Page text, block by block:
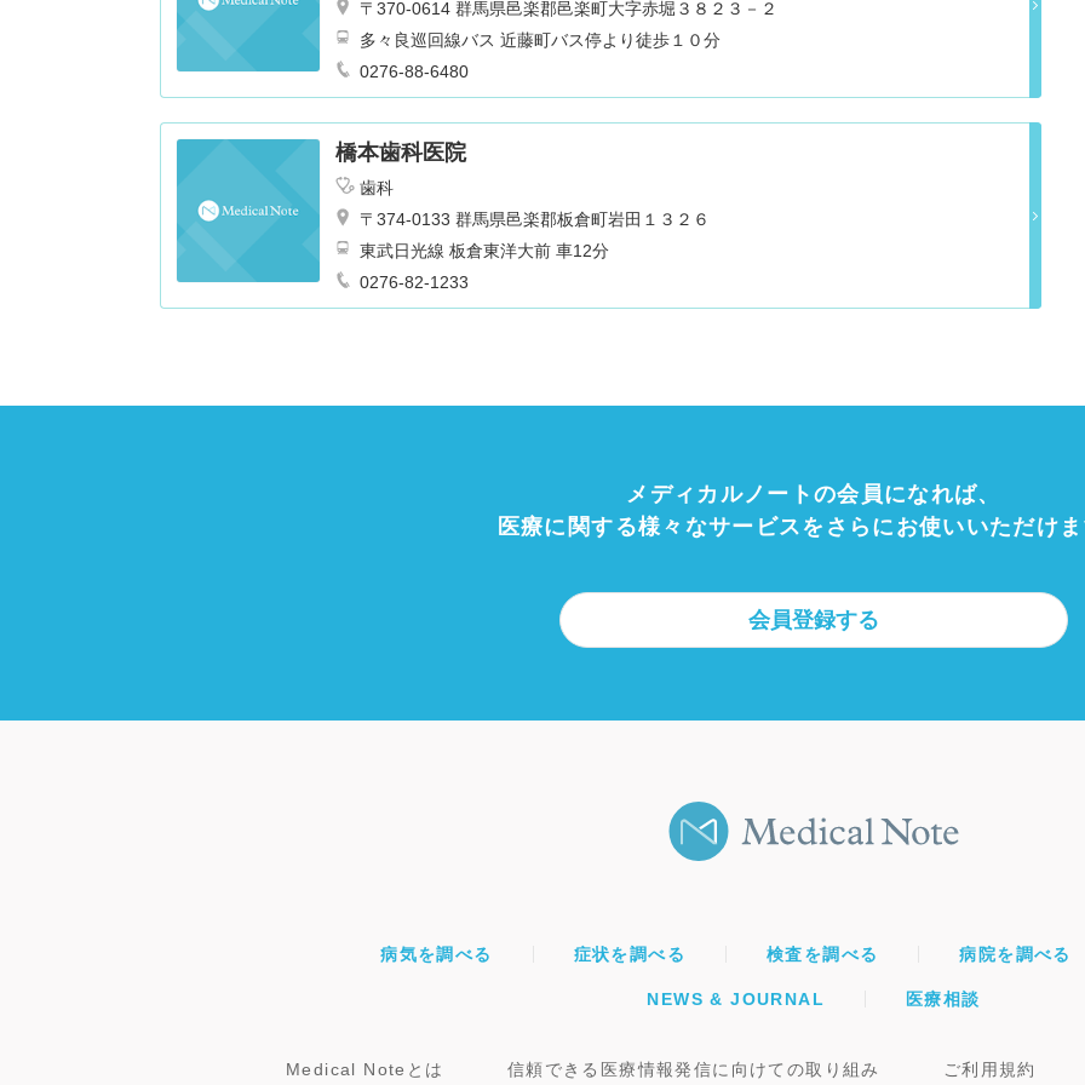
〒370-0614 群馬県邑楽郡邑楽町大字赤堀３８２３－２
多々良巡回線バス 近藤町バス停より徒歩１０分
0276-88-6480
橋本歯科医院
歯科
〒374-0133 群馬県邑楽郡板倉町岩田１３２６
東武日光線 板倉東洋大前 車12分
0276-82-1233
メディカルノートの会員になれば、
医療に関する様々なサービスをさらにお使いいただけ
会員登録する
病気を調べる 症状を調べる 検査を調べる 病院を調べる
NEWS & JOURNAL 医療相談
Medical Noteとは 信頼できる医療情報発信に向けての取り組み ご利用規約